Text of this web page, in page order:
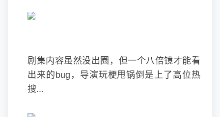
剧集内容虽然没出圈，但一个八倍镜才能看
出来的bug，导演玩梗甩锅倒是上了高位热
搜...